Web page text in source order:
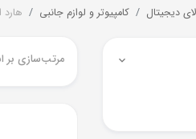
دیجیتال کامپیوتر و لوازم جانبی هارد
مرتب‌سازی بر